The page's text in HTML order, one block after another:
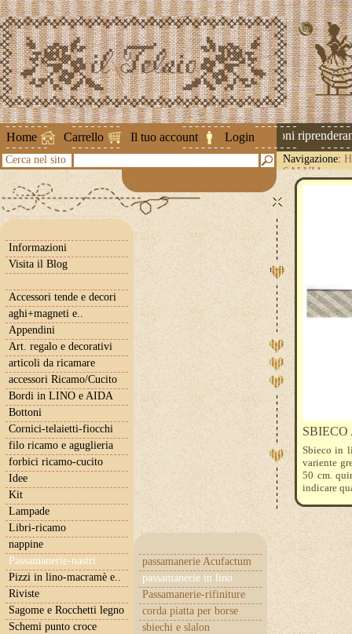
Home Carrello Il tuo account Login
Attenzione ! Le spedizioni
Cerca nel sito Navigazione:
SALVIA
Informazioni
Visita il Blog
Accessori tende e decori
aghi+magneti e..
Appendini
Art. regalo e decorativi
articoli da ricamare
accessori Ricamo/Cucito
Bordi in LINO e AIDA
Bottoni
Cornici-telaietti-fiocchi
filo ricamo e aguglieria
forbici ricamo-cucito
Idee
Kit
Lampade
Libri-ricamo
nappine
Passamanerie-nastri
passamanerie Acufactum
passamanerie in lino
Passamanerie-rifiniture
corda piatta per borse
sbiechi e slalon
Pizzi in lino-macramè e..
Riviste
Sagome e Rocchetti legno
Schemi punto croce
Sbieco in
variente
50 cm.
indicare